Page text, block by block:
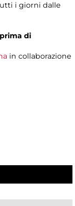
i giorni dalle
prima di
in collaborazione